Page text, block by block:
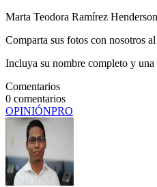
Marta Teodora Ramírez
Comparta sus fotos con nosotros
Incluya su nombre completo y una
Comentarios
0 comentarios
OPINIÓNPRO